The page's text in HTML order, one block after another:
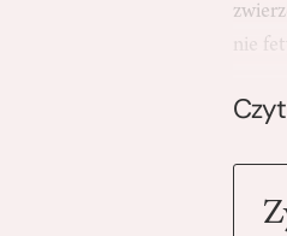
nie